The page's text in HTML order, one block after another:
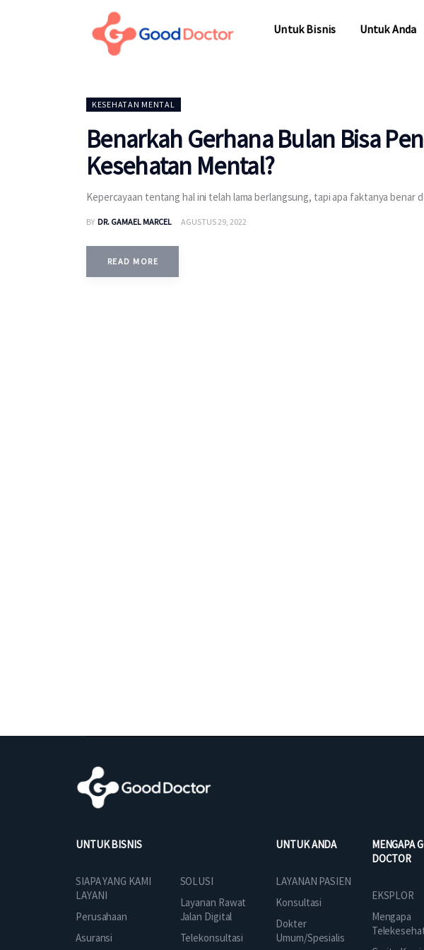
Untuk Bisnis Untuk Anda
KESEHATAN MENTAL
Benarkah Gerhana Bulan Bisa
Kesehatan Mental?
Kepercayaan tentang hal ini telah lama berlangsung, tapi apa faktanya benar
BY DR. GAMAEL MARCEL AGUSTUS 29, 2022
READ MORE
UNTUK BISNIS
SIAPA YANG KAMI
LAYANI
Perusahaan
Asuransi
SOLUSI
Layanan Rawat
Jalan Digital
Telekonsultasi
UNTUK ANDA
LAYANAN PASIEN
Konsultasi
Dokter
Umum/Spesialis
MENGAPA
DOCTOR
EKSPLOR
Mengapa